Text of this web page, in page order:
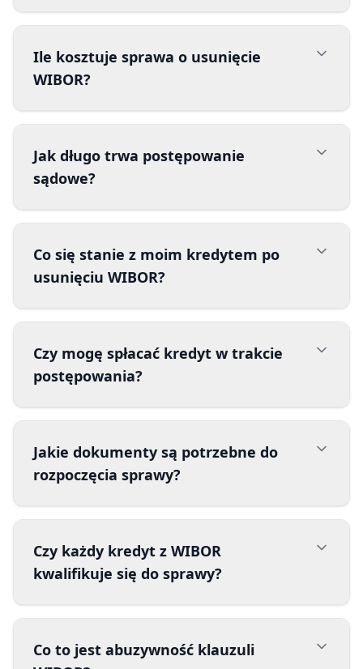
Ile kosztuje sprawa o usunięcie
WIBOR?
Jak długo trwa postępowanie
sądowe?
Co się stanie z moim kredytem po
usunięciu WIBOR?
Czy mogę spłacać kredyt w trakcie
postępowania?
Jakie dokumenty są potrzebne do
rozpoczęcia sprawy?
Czy każdy kredyt z WIBOR
kwalifikuje się do sprawy?
Co to jest abuzywność klauzuli